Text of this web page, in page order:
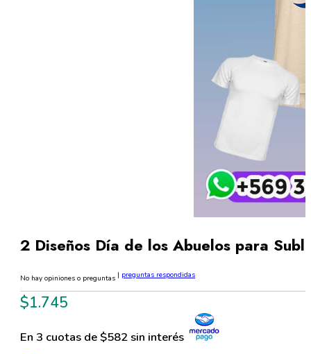
2 Diseños Día de los Abuelos para
No hay opiniones o preguntas | preguntas respondidas
$1.745
En 3 cuotas de $582 sin interés